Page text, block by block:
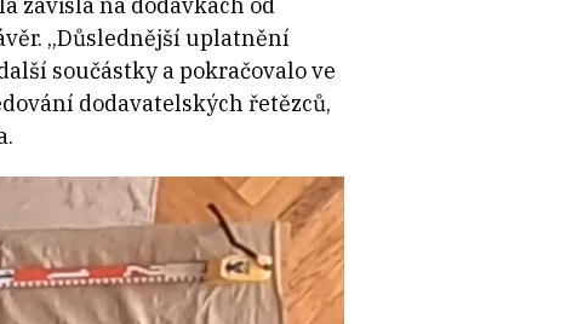
„Důslednější uplatnění
součástky a pokračovalo ve
dodavatelských řetězců,